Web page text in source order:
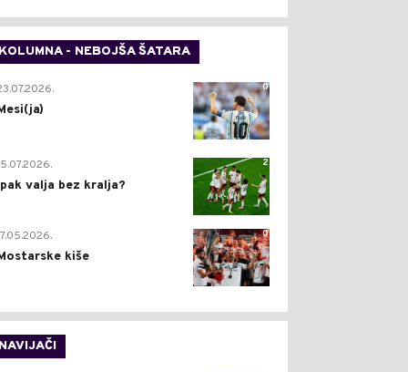
KOLUMNA - NEBOJŠA ŠATARA
0
2
valja bez kralja?
0
kiše
NAVIJAČI